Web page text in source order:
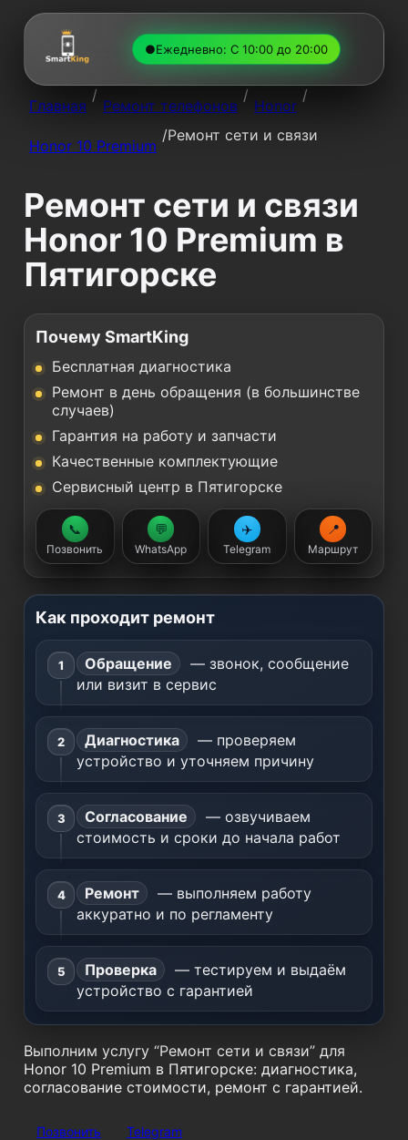
●Ежедневно: С 10:00 до 20:00
Главная
/
Ремонт телефонов
/
Honor
/
Honor 10 Premium
/Ремонт сети и связи
Ремонт сети и связи
Honor 10 Premium в
Пятигорске
Почему SmartKing
Бесплатная диагностика
Ремонт в день обращения (в большинстве
случаев)
Гарантия на работу и запчасти
Качественные комплектующие
Сервисный центр в Пятигорске
📞
Позвонить
💬
WhatsApp
✈️
Telegram
📍
Маршрут
Как проходит ремонт
Обращение
— звонок, сообщение
или визит в сервис
Диагностика
— проверяем
устройство и уточняем причину
Согласование
— озвучиваем
стоимость и сроки до начала работ
Ремонт
— выполняем работу
аккуратно и по регламенту
Проверка
— тестируем и выдаём
устройство с гарантией
Выполним услугу “Ремонт сети и связи” для
Honor 10 Premium в Пятигорске: диагностика,
согласование стоимости, ремонт с гарантией.
Позвонить Telegram